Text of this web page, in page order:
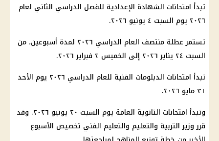
تبدأ امتحانات الشهادة الإعدادية للفصل الدراسي الثاني لعام
٢٠٢٦ يوم السبت ٤ يونيو ٢٠٢٦.
تستمر عطلة منتصف العام الدراسي ٢٠٢٦ لمدة أسبوعين، من
السبت ٢٤ يناير ٢٠٢٦ إلى الخميس ٢ فبراير ٢٠٢٦.
تبدأ امتحانات الدبلومات الفنية للعام الدراسي ٢٠٢٦ يوم الأحد
٣١ مايو ٢٠٢٦.
وتبدأ امتحانات الثانوية العامة يوم السبت ٢٠ يونيو ٢٠٢٦. وقد
قرر وزير التربية والتعليم والتعليم الفني تخصيص الأسبوع